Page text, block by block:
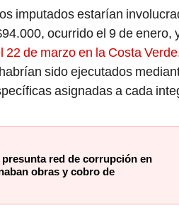
imputados estarían
ocurrido el 9 de enero,
de marzo en la Costa Verde
sido ejecutados
asignadas a cada
red de corrupción en
obras y cobro de